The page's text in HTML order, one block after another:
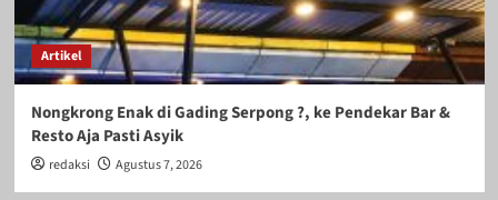
Artikel
Nongkrong Enak di Gading Serpong ?, ke Pendekar Bar &
Resto Aja Pasti Asyik
redaksi Agustus 7, 2026